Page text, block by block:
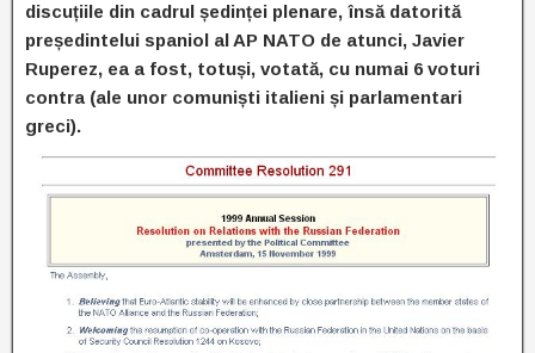
discuțiile din cadrul ședinței plenare, însă datorită
președintelui spaniol al AP NATO de atunci, Javier
Ruperez, ea a fost, totuși, votată, cu numai 6 voturi
contra (ale unor comuniști italieni și parlamentari
greci).